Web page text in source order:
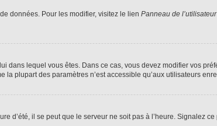
données. Pour les modifier, visitez le lien Panneau de l’utilisateur
dans lequel vous êtes. Dans ce cas, vous devez modifier vos
plupart des paramètres n’est accessible qu’aux utilisateurs
d’été, il se peut que le serveur ne soit pas à l’heure. Signalez